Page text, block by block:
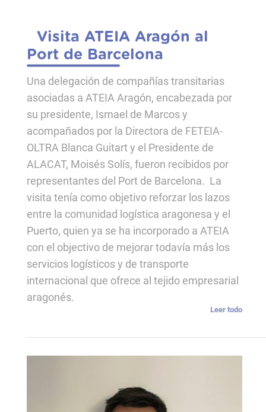
Visita ATEIA Aragón al
Port de Barcelona
Una delegación de compañías transitarias
asociadas a ATEIA Aragón, encabezada por
su presidente, Ismael de Marcos y
acompañados por la Directora de FETEIA-
OLTRA Blanca Guitart y el Presidente de
ALACAT, Moisés Solís, fueron recibidos por
representantes del Port de Barcelona. La
visita tenía como objetivo reforzar los lazos
entre la comunidad logística aragonesa y el
Puerto, quien ya se ha incorporado a ATEIA
con el objectivo de mejorar todavía más los
servicios logísticos y de transporte
internacional que ofrece al tejido empresarial
aragonés.
Leer todo